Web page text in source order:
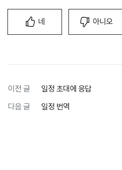
네 아니오
이전 글
일정 초대에 응답
다음 글
일정 번역